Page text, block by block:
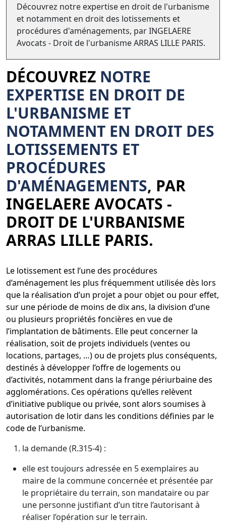
Découvrez notre expertise en droit de l'urbanisme
et notamment en droit des lotissements et
procédures d'aménagements, par INGELAERE
Avocats - Droit de l'urbanisme ARRAS LILLE PARIS.
DÉCOUVREZ NOTRE
EXPERTISE EN DROIT DE
L'URBANISME ET
NOTAMMENT EN DROIT DES
LOTISSEMENTS ET
PROCÉDURES
D'AMÉNAGEMENTS, PAR
INGELAERE AVOCATS -
DROIT DE L'URBANISME
ARRAS LILLE PARIS.
Le lotissement est l’une des procédures
d’aménagement les plus fréquemment utilisée dès lors
que la réalisation d’un projet a pour objet ou pour effet,
sur une période de moins de dix ans, la division d’une
ou plusieurs propriétés foncières en vue de
l’implantation de bâtiments. Elle peut concerner la
réalisation, soit de projets individuels (ventes ou
locations, partages, …) ou de projets plus conséquents,
destinés à développer l’offre de logements ou
d’activités, notamment dans la frange périurbaine des
agglomérations. Ces opérations qu’elles relèvent
d’initiative publique ou privée, sont alors soumises à
autorisation de lotir dans les conditions définies par le
code de l’urbanisme.
la demande (R.315-4) :
elle est toujours adressée en 5 exemplaires au
maire de la commune concernée et présentée par
le propriétaire du terrain, son mandataire ou par
une personne justifiant d’un titre l’autorisant à
réaliser l’opération sur le terrain.